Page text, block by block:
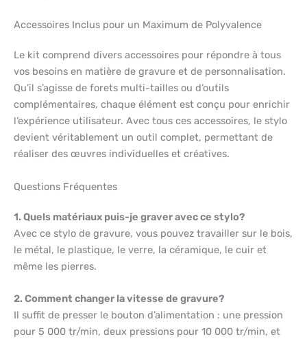
Accessoires Inclus pour un Maximum de Polyvalence
Le kit comprend divers accessoires pour répondre à tous
vos besoins en matière de gravure et de personnalisation.
Qu’il s’agisse de forets multi-tailles ou d’outils
complémentaires, chaque élément est conçu pour enrichir
l’expérience utilisateur. Avec tous ces accessoires, le stylo
devient véritablement un outil complet, permettant de
réaliser des œuvres individuelles et créatives.
Questions Fréquentes
1. Quels matériaux puis-je graver avec ce stylo?
Avec ce stylo de gravure, vous pouvez travailler sur le bois,
le métal, le plastique, le verre, la céramique, le cuir et
même les pierres.
2. Comment changer la vitesse de gravure?
Il suffit de presser le bouton d’alimentation : une pression
pour 5 000 tr/min, deux pressions pour 10 000 tr/min, et